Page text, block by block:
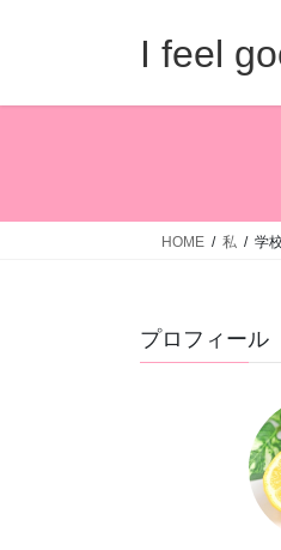
I feel
HOME 私 学
プロフィール